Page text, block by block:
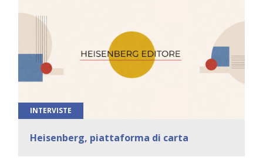
INTERVISTE
Heisenberg, piattaforma di carta